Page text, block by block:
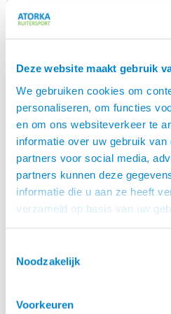
Deze website maakt gebruik
We gebruiken cookies om
personaliseren, om functies
en om ons websiteverkeer te
informatie over uw gebruik
partners voor social media,
partners kunnen deze
informatie die u aan ze heeft
verzameld op basis van uw
Noodzakelijk
Voorkeuren
liefhebber van IJslandse
goed. Wij hebben veel leuke
gerelateerd aan het
inpakservice! Geef bij het
voor gelegenheid het gaat
product leuk voor je in. Wil
bestelling laten doen? Ook
kunt zelfs het pakketje op
bezorgen en zo iemand
graag met je mee!
Zilverjutter